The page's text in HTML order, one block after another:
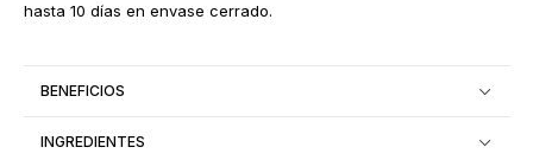
hasta 10 días en envase cerrado.
BENEFICIOS
INGREDIENTES